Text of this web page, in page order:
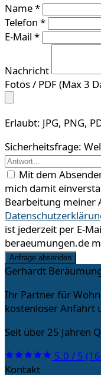
Name *
Telefon *
E-Mail *
Nachricht
Fotos / PDF (Max 3
Erlaubt: JPG, PNG,
Sicherheitsfrage:
Mit dem
mich damit
Bearbeitung meiner
ist jederzeit per E-
beraeumungen.de
Anfrage absenden
Gerhardt
Ihr Partner für
kostenloser Anfahrt
Seit über 25 Jahren
5.0 / 5
Kontakt